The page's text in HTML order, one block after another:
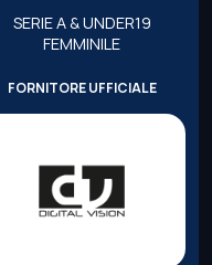
SERIE A & UNDER19
FEMMINILE
FORNITORE UFFICIALE